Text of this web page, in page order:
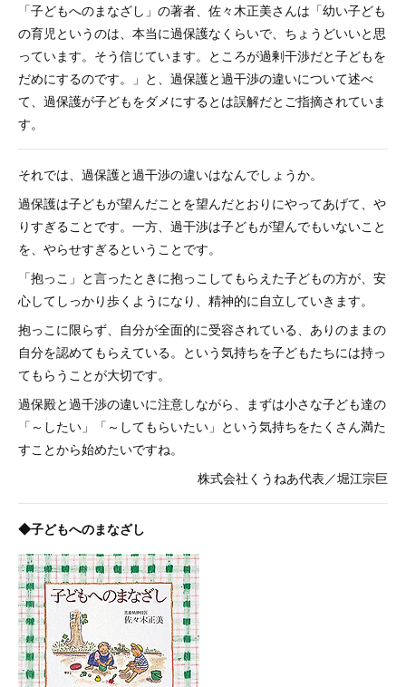
「子どもへのまなざし」の著者、佐々木正美さんは「幼い子ども
の育児というのは、本当に過保護なくらいで、ちょうどいいと思
っています。そう信じています。ところが過剰干渉だと子どもを
だめにするのです。」と、過保護と過干渉の違いについて述べ
て、過保護が子どもをダメにするとは誤解だとご指摘されていま
す。
それでは、過保護と過干渉の違いはなんでしょうか。
過保護は子どもが望んだことを望んだとおりにやってあげて、や
りすぎることです。一方、過干渉は子どもが望んでもいないこと
を、やらせすぎるということです。
「抱っこ」と言ったときに抱っこしてもらえた子どもの方が、安
心してしっかり歩くようになり、精神的に自立していきます。
抱っこに限らず、自分が全面的に受容されている、ありのままの
自分を認めてもらえている。という気持ちを子どもたちには持っ
てもらうことが大切です。
過保殿と過千渉の違いに注意しながら、まずは小さな子ども達の
「～したい」「～してもらいたい」という気持ちをたくさん満た
すことから始めたいですね。
株式会社くうねあ代表／堀江宗巨
◆子どもへのまなざし